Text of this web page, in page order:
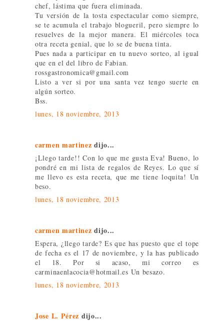
chef, lástima que fuera eliminada.
Tu versión de la tosta espectacular como siempre,
se te acumula el trabajo blogueril, pero siempre lo
resuelves de la mejor manera. El miércoles toca
otra receta genial, que lo se de buena tinta.
Pues nada a participar en tu nuevo sorteo, al igual
que en el del libro de Fabian.
rossgastronomica@gmail.com
Listo a ver si por una santa vez tengo suerte en
algún sorteo.
Bss.
lunes, 18 noviembre, 2013
carmen martinez dijo...
¡Llego tarde!! Con lo que me gusta Eva! Bueno, lo
pondré en mi lista de regalos de Reyes. Lo que sí
me llevo es esta receta, que me tiene loquita! Un
beso.
lunes, 18 noviembre, 2013
carmen martinez dijo...
Espera, ¿llego tarde? Es que has puesto que el tope
de fecha es el 17 de noviembre, y la has publicado
el 18. Por si acaso, mi correo es
carminaenlacocia@hotmail.es Un besazo.
lunes, 18 noviembre, 2013
Jose L. Pérez dijo...